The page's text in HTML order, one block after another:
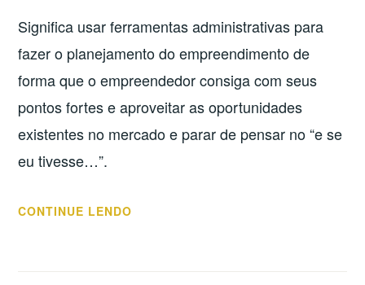
Significa usar ferramentas administrativas para
fazer o planejamento do empreendimento de
forma que o empreendedor consiga com seus
pontos fortes e aproveitar as oportunidades
existentes no mercado e parar de pensar no “e se
eu tivesse…”.
CONTINUE LENDO